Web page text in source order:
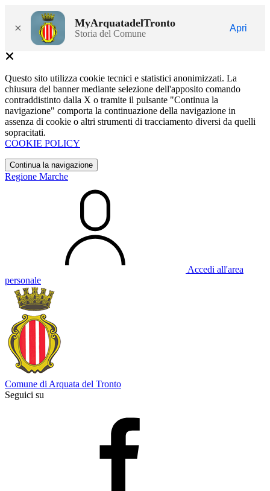
× MyArquatadelTronto
Storia del Comune
Apri
Questo sito utilizza cookie tecnici e statistici anonimizzati. La
chiusura del banner mediante selezione dell'apposito comando
contraddistinto dalla X o tramite il pulsante "Continua la
navigazione" comporta la continuazione della navigazione in
assenza di cookie o altri strumenti di tracciamento diversi da quelli
sopracitati.
COOKIE POLICY
Continua la navigazione
Regione Marche
Accedi all'area
personale
Comune di Arquata del Tronto
Seguici su